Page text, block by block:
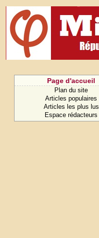
Page d'accueil
Plan du site
Articles populaires
Articles les plus lus
Espace rédacteurs